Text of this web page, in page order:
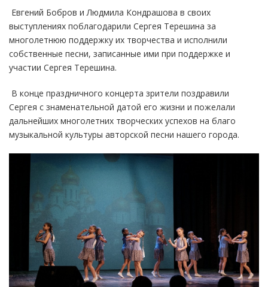
Евгений Бобров и Людмила Кондрашова в своих
выступлениях поблагодарили Сергея Терешина за
многолетнюю поддержку их творчества и исполнили
собственные песни, записанные ими при поддержке и
участии Сергея Терешина.
В конце праздничного концерта зрители поздравили
Сергея с знаменательной датой его жизни и пожелали
дальнейших многолетних творческих успехов на благо
музыкальной культуры авторской песни нашего города.